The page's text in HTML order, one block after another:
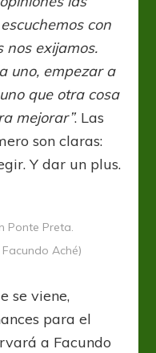
con
nos exijamos.
uno, empezar a
que otra cosa
mejorar”. Las
son claras:
Y dar un plus.
Ponte Preta.
Aché)
se viene,
para el
a Facundo